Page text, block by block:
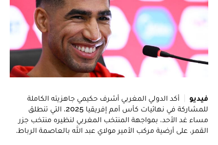
فيديو
أكد الدولي المغربي أشرف حكيمي جاهزيته الكاملة
للمشاركة في نهائيات كأس أمم إفريقيا 2025، التي تنطلق
مساء غد الأحد، بمواجهة المنتخب المغربي لنظيره منتخب جزر
القمر، على أرضية مركب الأمير مولاي عبد الله بالعاصمة الرباط.